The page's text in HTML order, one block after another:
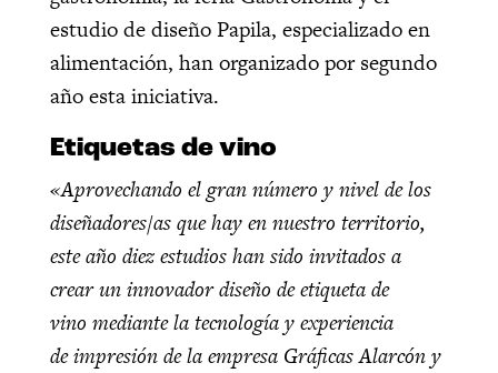
estudio de diseño Papila, especializado en
alimentación, han organizado por segundo
año esta iniciativa.
Etiquetas de vino
«Aprovechando el gran número y nivel de los
diseñadores/as que hay en nuestro territorio,
este año diez estudios han sido invitados a
crear un innovador diseño de etiqueta de
vino mediante la tecnología y experiencia
de impresión de la empresa Gráficas Alarcón y